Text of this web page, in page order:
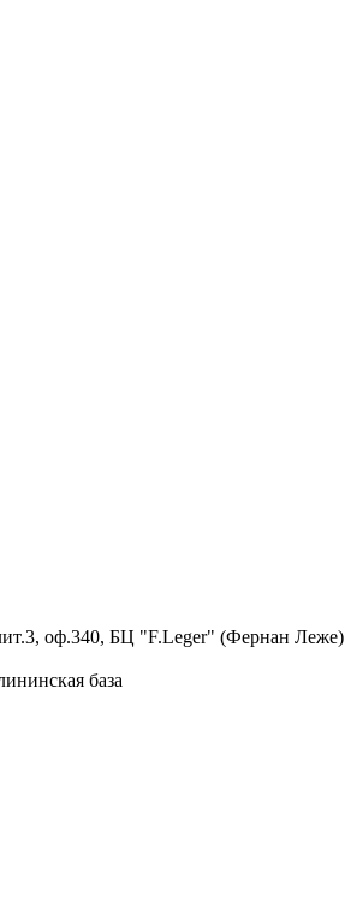
оф.340, БЦ "F.Leger" (Фернан Леже)
база